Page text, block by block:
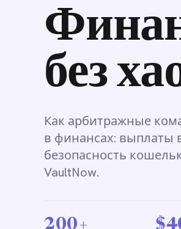
без
Как арбитражные
в финансах: выплаты
безопасность
VaultNow.
200+